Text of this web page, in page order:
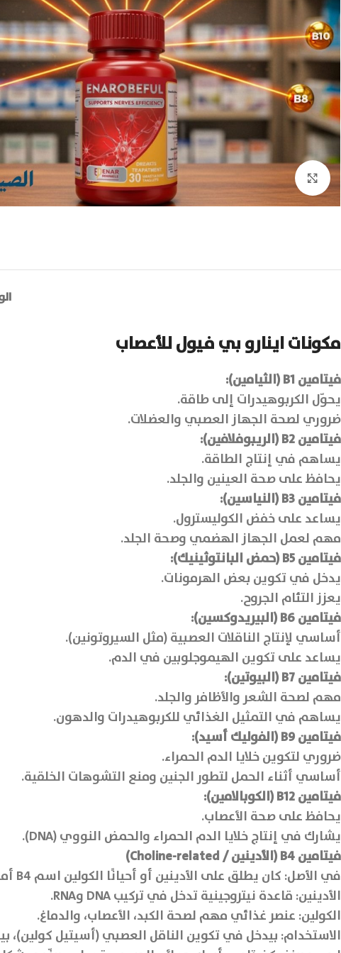
مكونات اينارو بي فيول للأعصاب
فيتامين B1 (الثيامين):
يحوّل الكربوهيدرات إلى طاقة.
ضروري لصحة الجهاز العصبي والعضلات.
فيتامين B2 (الريبوفلافين):
يساهم في إنتاج الطاقة.
يحافظ على صحة العينين والجلد.
فيتامين B3 (النياسين):
يساعد على خفض الكوليسترول.
مهم لعمل الجهاز الهضمي وصحة الجلد.
فيتامين B5 (حمض البانتوثينيك):
يدخل في تكوين بعض الهرمونات.
يعزز التئام الجروح.
فيتامين B6 (البيريدوكسين):
أساسي لإنتاج الناقلات العصبية (مثل السيروتونين).
يساعد على تكوين الهيموجلوبين في الدم.
فيتامين B7 (البيوتين):
مهم لصحة الشعر والأظافر والجلد.
يساهم في التمثيل الغذائي للكربوهيدرات والدهون.
فيتامين B9 (الفوليك أسيد):
ضروري لتكوين خلايا الدم الحمراء.
أساسي أثناء الحمل لتطور الجنين ومنع التشوهات الخلقية.
فيتامين B12 (الكوبالامين):
يحافظ على صحة الأعصاب.
يشارك في إنتاج خلايا الدم الحمراء والحمض النووي (DNA).
فيتامين B4 (الأدينين / Choline-related)
في الأصل: كان يطلق على الأدينين أو أحيانًا الكولين اسم B4 أما الان:
الأدينين: قاعدة نيتروجينية تدخل في تركيب DNA وRNA.
الكولين: عنصر غذائي مهم لصحة الكبد، الأعصاب، والدماغ.
الاستخدام: بيدخل في تكوين الناقل العصبي (أسيتيل كولين)،